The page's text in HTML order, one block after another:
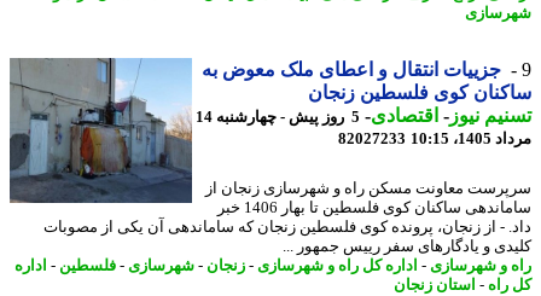
جزییات انتقال و اعطای ملک معوض به
کوی فلسطین زنجان
نیوز-اقتصادی-
5 روز پیش - چهارشنبه 14
10:15
82027233
معاونت مسکن راه و شهرسازی زنجان از
ساماندهی ساکنان کوی فلسطین تا بهار 1406 خبر
- از زنجان، پرونده کوی فلسطین زنجان که ساماندهی آن یکی از مصوبات
و یادگارهای سفر رییس جمهور ...
و شهرسازی- اداره کل راه و شهرسازی- زنجان-شهرسازی- فلسطین-اداره
- استان زنجان